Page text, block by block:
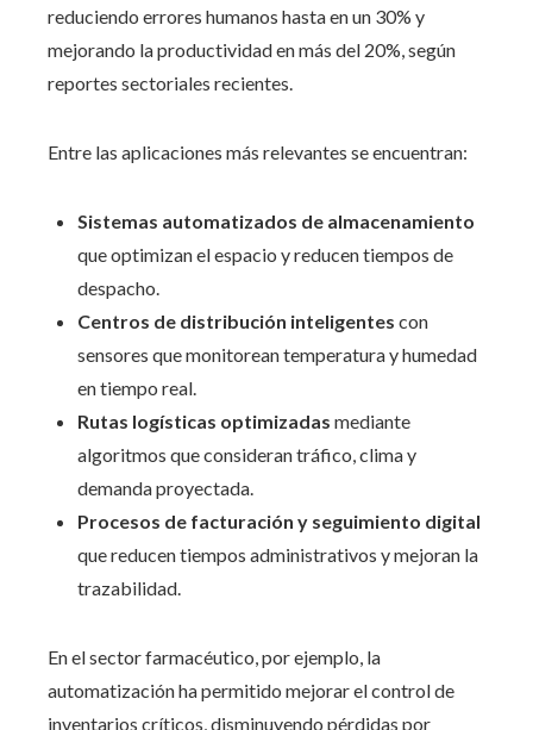
reduciendo errores humanos hasta en un 30% y
mejorando la productividad en más del 20%, según
reportes sectoriales recientes.
Entre las aplicaciones más relevantes se encuentran:
Sistemas automatizados de almacenamiento
que optimizan el espacio y reducen tiempos de
despacho.
Centros de distribución inteligentes con
sensores que monitorean temperatura y humedad
en tiempo real.
Rutas logísticas optimizadas mediante
algoritmos que consideran tráfico, clima y
demanda proyectada.
Procesos de facturación y seguimiento digital
que reducen tiempos administrativos y mejoran la
trazabilidad.
En el sector farmacéutico, por ejemplo, la
automatización ha permitido mejorar el control de
inventarios críticos, disminuyendo pérdidas por